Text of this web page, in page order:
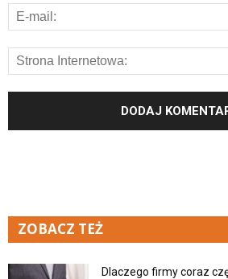
ZOBACZ TEŻ
Dlaczego firmy coraz